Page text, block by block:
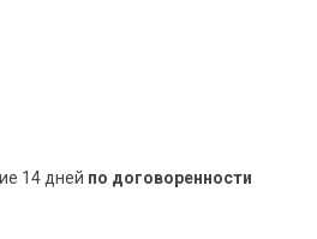
14 дней по договоренности